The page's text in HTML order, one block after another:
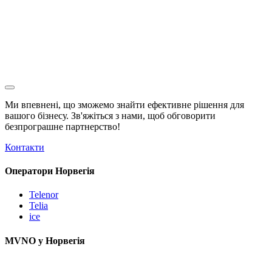
Ми впевнені, що зможемо знайти ефективне рішення для
вашого бізнесу. Зв'яжіться з нами, щоб обговорити
безпрограшне партнерство!
Контакти
Оператори Норвегія
Telenor
Telia
ice
MVNO у Норвегія